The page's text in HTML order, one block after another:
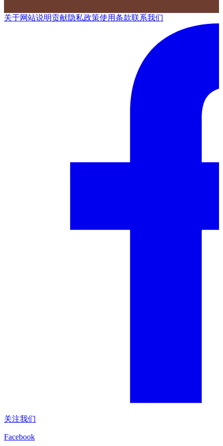
关于网站说明贡献隐私政策使用条款联系我们
关注我们
Facebook